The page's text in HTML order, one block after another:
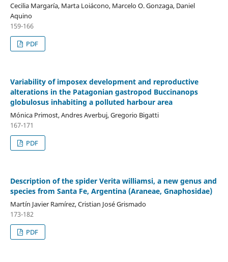
Cecilia Margaría, Marta Loiácono, Marcelo O. Gonzaga, Daniel
Aquino
159-166
PDF
Variability of imposex development and reproductive
alterations in the Patagonian gastropod Buccinanops
globulosus inhabiting a polluted harbour area
Mónica Primost, Andres Averbuj, Gregorio Bigatti
167-171
PDF
Description of the spider Verita williamsi, a new genus and
species from Santa Fe, Argentina (Araneae, Gnaphosidae)
Martín Javier Ramírez, Cristian José Grismado
173-182
PDF